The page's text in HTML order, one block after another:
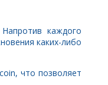
каждого
каких-либо
что позволяет